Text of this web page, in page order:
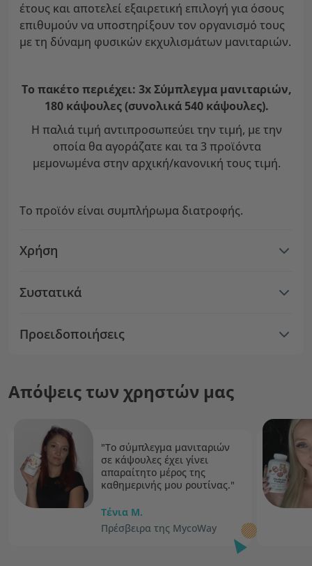
έτους και αποτελεί εξαιρετική επιλογή για όσους
επιθυμούν να υποστηρίξουν τον οργανισμό τους
με τη δύναμη φυσικών εκχυλισμάτων μανιταριών.
Το πακέτο περιέχει: 3x Σύμπλεγμα μανιταριών,
180 κάψουλες (συνολικά 540 κάψουλες).
Η παλιά τιμή αντιπροσωπεύει την τιμή, με την
οποία θα αγοράζατε και τα 3 προϊόντα
μεμονωμένα στην αρχική/κανονική τους τιμή.
Το προϊόν είναι συμπλήρωμα διατροφής.
Χρήση
Συστατικά
Προειδοποιήσεις
Απόψεις των χρηστών μας
"Το σύμπλεγμα μανιταριών
σε κάψουλες έχει γίνει
απαραίτητο μέρος της
καθημερινής μου ρουτίνας."
Τένια M.
Πρέσβειρα της MycoWay